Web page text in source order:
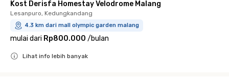
Kost Derisfa Homestay Velodrome Malang
Lesanpuro, Kedungkandang
4.3 km dari mall olympic garden malang
mulai dari Rp800.000 /bulan
Lihat info lebih banyak